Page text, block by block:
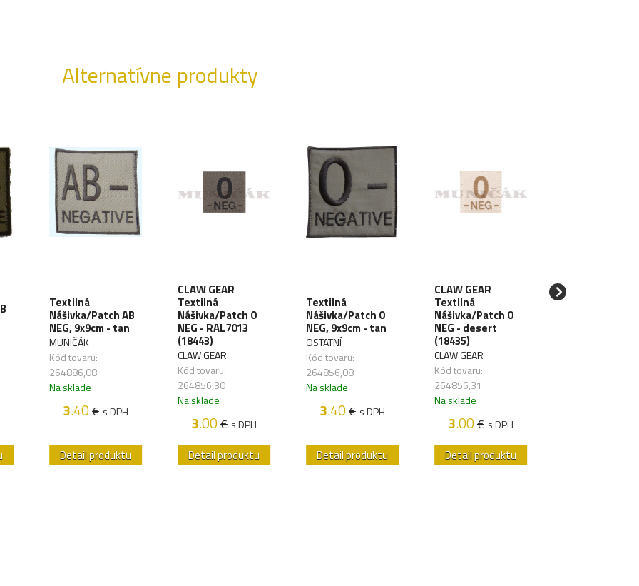
Alternatívne produkty
Textilná
Nášivka/Patch AB
NEG, 9x9cm - tan
MUNIČÁK
Kód tovaru:
264886,08
Na sklade
3.40€ s DPH
Detail produktu
CLAW GEAR
Textilná
Nášivka/Patch 0
NEG - RAL7013
(18443)
CLAW GEAR
Kód tovaru:
264856,30
Na sklade
3.00€ s DPH
Detail produktu
Textilná
Nášivka/Patch 0
NEG, 9x9cm - tan
OSTATNÍ
Kód tovaru:
264856,08
Na sklade
3.40€ s DPH
Detail produktu
CLAW GEAR
Textilná
Nášivka/Patch 0
NEG - desert
(18435)
CLAW GEAR
Kód tovaru:
264856,31
Na sklade
3.00€ s DPH
Detail produktu
CLAW GEAR
Textilná